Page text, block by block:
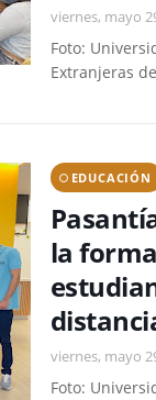
viernes, mayo
Foto:
Extranjeras
EDUCACIÓN
la
viernes, mayo
Foto: